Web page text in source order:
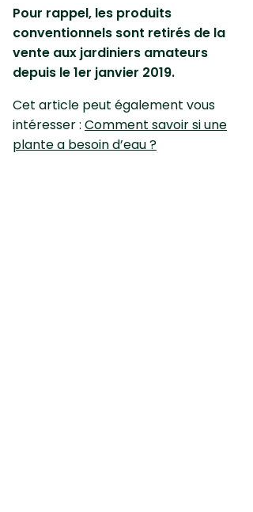
Pour rappel, les produits
conventionnels sont retirés de la
vente aux jardiniers amateurs
depuis le 1er janvier 2019.
Cet article peut également vous
intéresser : Comment savoir si une
plante a besoin d’eau ?